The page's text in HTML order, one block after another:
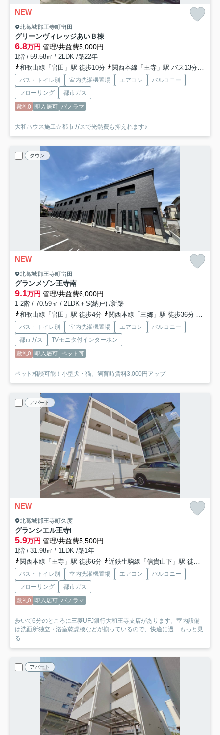
NEW
北葛城郡王寺町畠田
グリーンヴィレッジあいＢ棟
6.8万円 管理/共益費5,000円
1階 / 59.58㎡ / 2LDK /築22年
和歌山線「畠田」駅 徒歩10分
関西本線「王寺」駅 バス13分 「王寺町文化センター前」 停歩1分
バス・トイレ別 室内洗濯機置場 エアコン
バルコニー
フローリング
都市ガス
敷礼0 即入居可 パノラマ
大和ハウス施工☆都市ガスで光熱費も抑えれます♪
タウン
NEW
北葛城郡王寺町畠田
グランメゾン王寺南
9.1万円 管理/共益費6,000円
1-2階 / 70.59㎡ / 2LDK＋S(納戸) /新築
和歌山線「畠田」駅 徒歩4分
関西本線「三郷」駅 徒歩36分 和歌
バス・トイレ別 室内洗濯機置場 エアコン
バルコニー
都市ガス
TVモニタ付インターホン
敷礼0 即入居可 ペット可
ペット相談可能！小型犬・猫。飼育時賃料3,000円アップ
アパート
NEW
北葛城郡王寺町久度
グランシエル王寺I
5.9万円 管理/共益費5,500円
1階 / 31.98㎡ / 1LDK /築1年
関西本線「王寺」駅 徒歩6分
近鉄生駒線「信貴山下」駅 徒歩12分
バス・トイレ別 室内洗濯機置場 エアコン
バルコニー
フローリング
都市ガス
敷礼0 即入居可 パノラマ
歩いて6分のところに三菱UFJ銀行大和王寺支店があります。室内設備
は洗面所独立・浴室乾燥機などが揃っているので、快適に過... もっと見
る
アパート